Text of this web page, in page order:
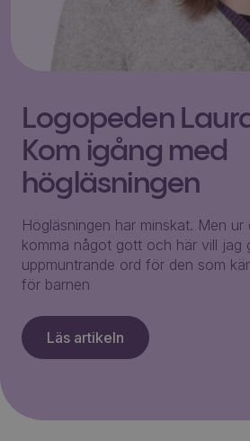
Logopeden
Kom igång med
högläsningen
Högläsningen har minskat. Men
komma något gott och här vill jag
uppmuntrande ord för den som
för barnen
Läs artikeln